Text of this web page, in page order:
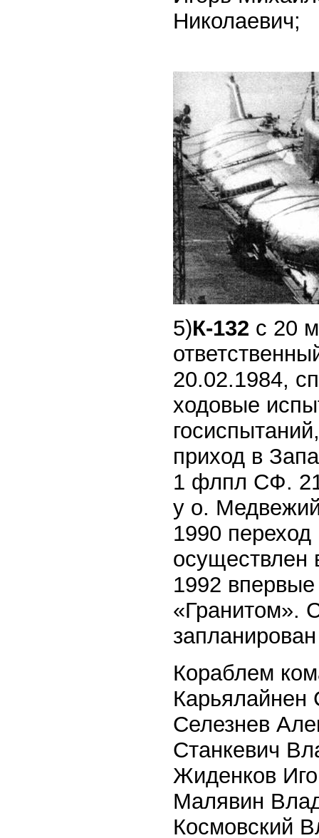
Николаевич;
5)К-132 с 20
20.02.1984,
ходовые
приход в
1 флпл СФ. 21
у о.
1990
осуществлен
1992
«Гранитом».
Кораблем
Карьялайнен
Селезнев
Станкевич
Жиденков
Малявин
Космовский